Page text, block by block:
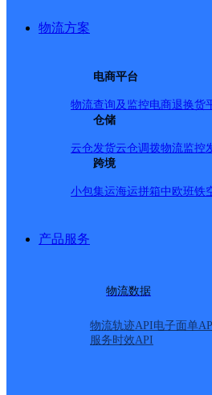
物流方案
电商平台
物流查询及监控电商退换货
仓储
云仓发货云仓调拨物流监控
跨境
小包集运海运拼箱中欧班铁
产品服务
物流数据
物流轨迹API电子面单
服务时效API
所属快递：申通快递
所属区域：新疆维吾尔自治区-塔
网点地址：塔城市华宝国际贸
网点负责人：